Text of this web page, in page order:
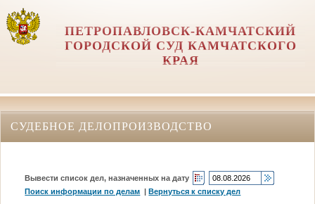
ПЕТРОПАВЛОВСК-КАМЧАТСКИЙ
ГОРОДСКОЙ СУД КАМЧАТСКОГО
КРАЯ
СУДЕБНОЕ ДЕЛОПРОИЗВОДСТВО
Вывести список дел, назначенных на дату
Поиск информации по делам |Вернуться к списку дел